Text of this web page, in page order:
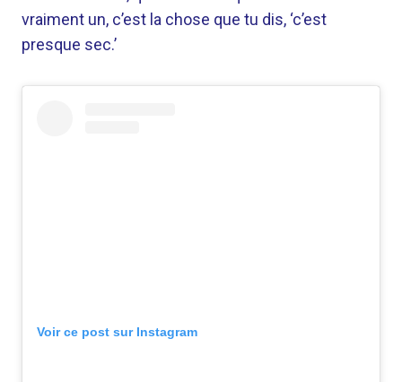
vraiment un, c’est la chose que tu dis, ‘c’est
presque sec.’
Voir ce post sur Instagram